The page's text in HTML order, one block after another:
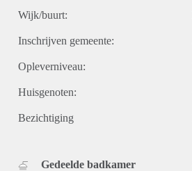
Wijk/buurt:
Inschrijven gemeente:
Opleverniveau:
Huisgenoten:
Bezichtiging
Gedeelde badkamer